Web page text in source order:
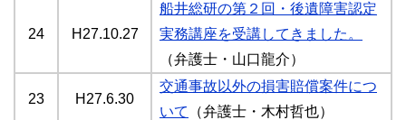
24 H27.10.27
船井総研の第２回・後遺障害認定
実務講座を受講してきました。
（弁護士・山口龍介）
23 H27.6.30
交通事故以外の損害賠償案件につ
いて
（弁護士・木村哲也）